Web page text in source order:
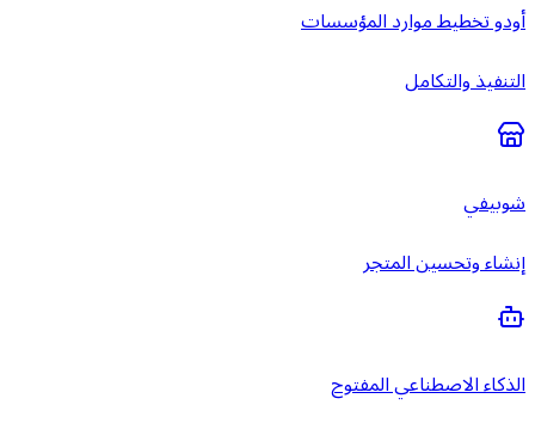
أودو تخطيط موارد المؤسسات
التنفيذ والتكامل
شوبيفي
إنشاء وتحسين المتجر
الذكاء الاصطناعي المفتوح